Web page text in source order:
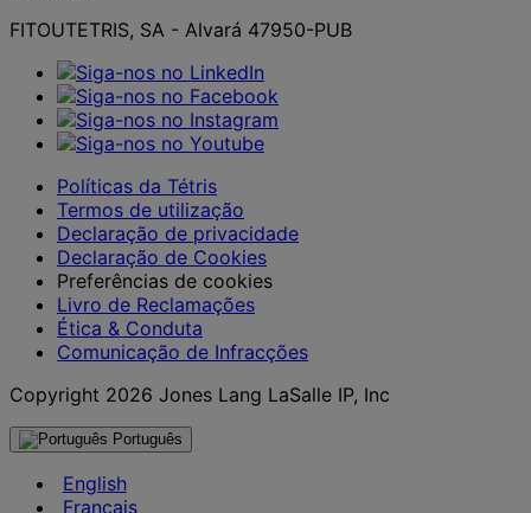
FITOUTETRIS, SA - Alvará 47950-PUB
Políticas da Tétris
Termos de utilização
Declaração de privacidade
Declaração de Cookies
Preferências de cookies
Livro de Reclamações
Ética & Conduta
Comunicação de Infracções
Copyright 2026 Jones Lang LaSalle IP, Inc
Português
English
Français